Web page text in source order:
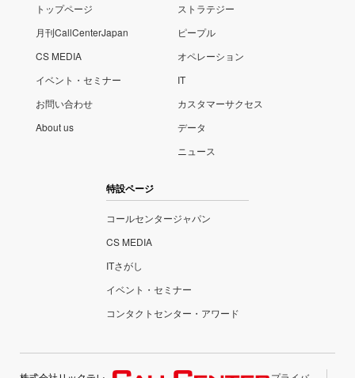
トップページ
月刊CallCenterJapan
CS MEDIA
イベント・セミナー
お問い合わせ
About us
ストラテジー
ピープル
オペレーション
IT
カスタマーサクセス
データ
ニュース
特設ページ
コールセンタージャパン
CS MEDIA
ITさがし
イベント・セミナー
コンタクトセンター・アワード